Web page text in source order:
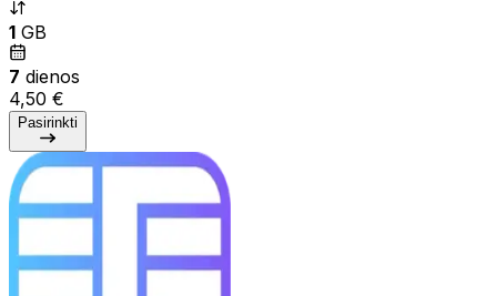
1 GB
7 dienos
4,50 €
Pasirinkti